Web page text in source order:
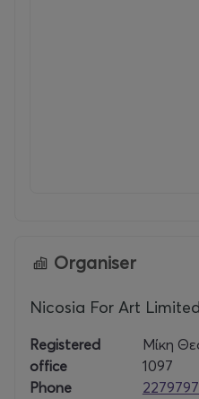
Organiser
Nicosia For Art Limited
Registered
office
Μίκη
1097
Phone